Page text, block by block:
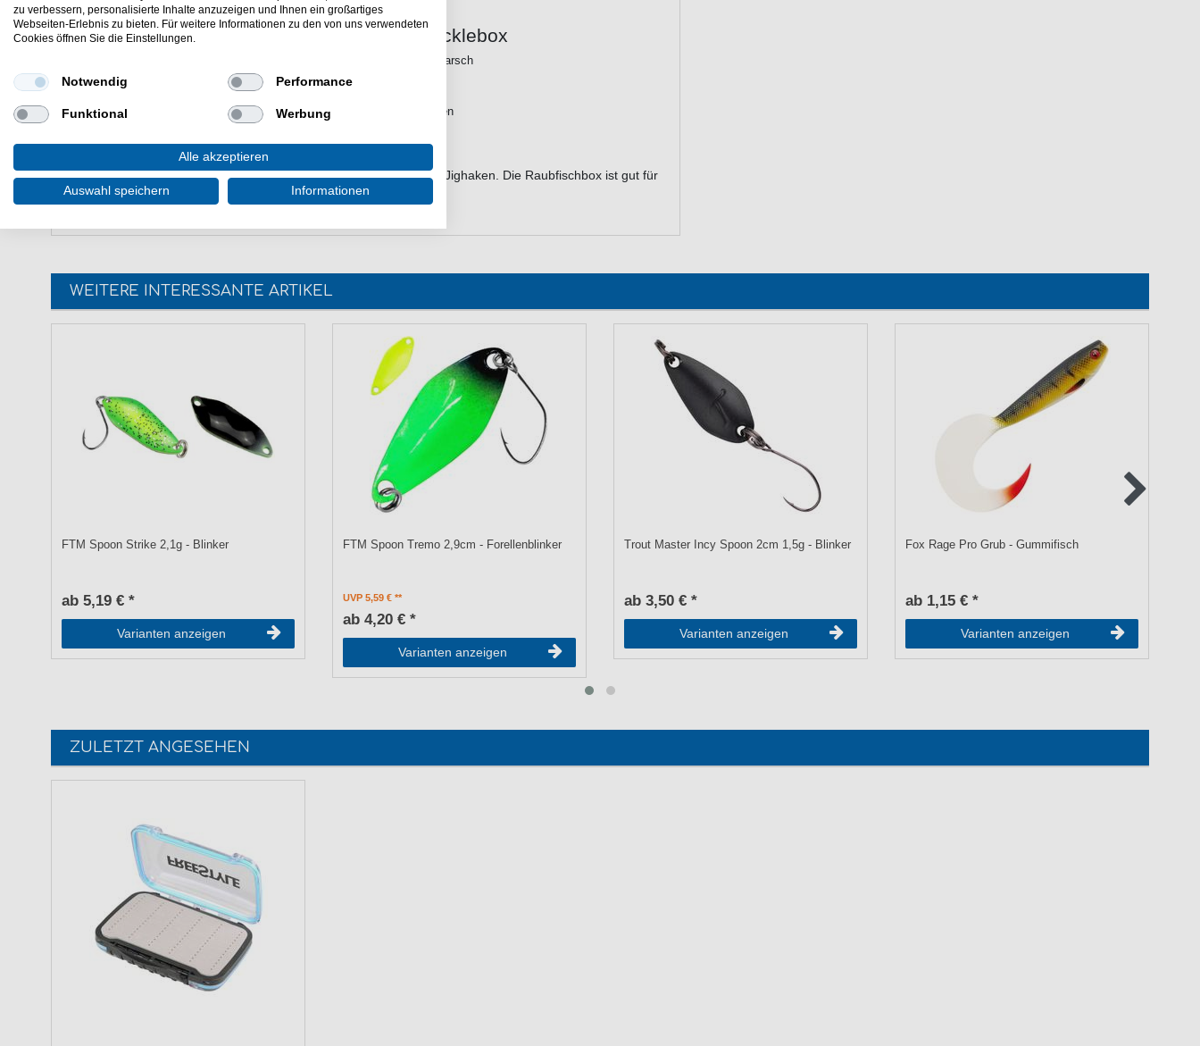
Eigenschaften der Spro Freestyle Rigged Tacklebox
Köderbox für Kunstköder zum Spinnfischen auf Hecht, Zander & Barsch
Maße: 15,4cm x 10,6cm x 4,5cm
beidseitig separat zu öffnen
Einlagen zum Fixieren von Gummiködern, Jigköpfen & Stingerhaken
Hardcase schützt den Inhalt beim Transport
Gummidichtung schützt vor Feuchtigkeit
Die Spro Freestyle Rigged Box Tacklebox ist gut für Barschköder & Jighaken. Die Raubfischbox ist gut für
Softbaits beim Zanderangeln & Barschfischen.
WEITERE INTERESSANTE ARTIKEL
FTM Spoon Strike 2,1g - Blinker
ab 5,19 € *
Varianten anzeigen
FTM Spoon Tremo 2,9cm - Forellenblinker
UVP 5,59 €
ab 4,20 € *
Varianten anzeigen
Trout Master Incy Spoon 2cm 1,5g - Blinker
ab 3,50 € *
Varianten anzeigen
Fox Rage Pro Grub - Gummifisch
ab 1,15 € *
Varianten anzeigen
ZULETZT ANGESEHEN
zu verbessern, personalisierte Inhalte anzuzeigen und Ihnen ein großartiges
Webseiten-Erlebnis zu bieten. Für weitere Informationen zu den von uns verwendeten
Cookies öffnen Sie die Einstellungen.
Notwendig Performance
Funktional Werbung
Alle akzeptieren
Auswahl speichern Informationen